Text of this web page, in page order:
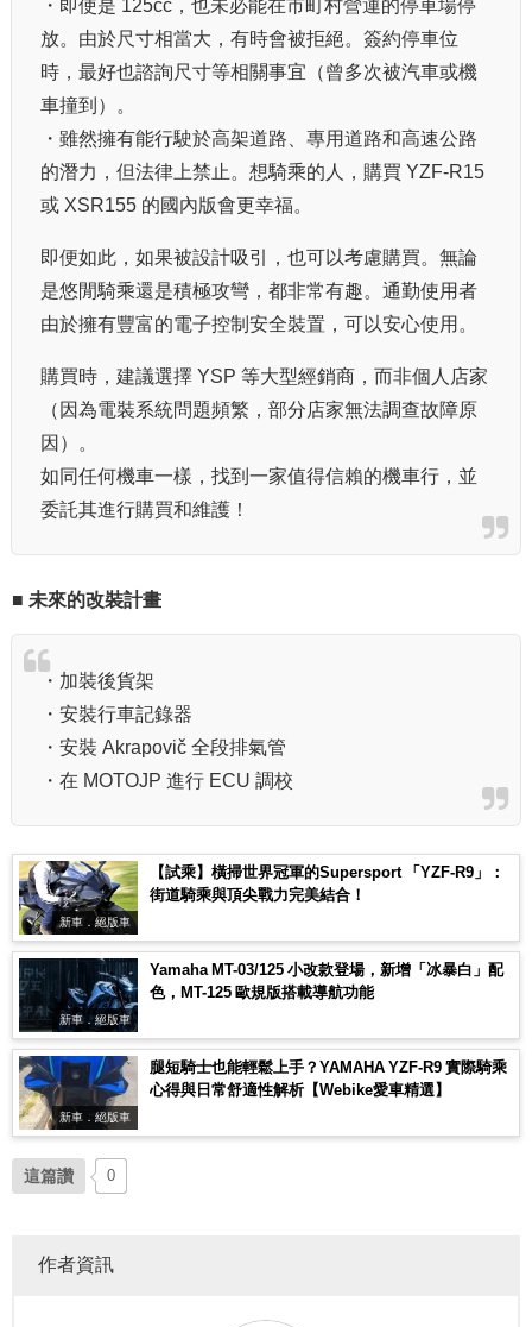
・即使是 125cc，也未必能在市町村營運的停車場停
放。由於尺寸相當大，有時會被拒絕。簽約停車位
時，最好也諮詢尺寸等相關事宜（曾多次被汽車或機
車撞到）。
・雖然擁有能行駛於高架道路、專用道路和高速公路
的潛力，但法律上禁止。想騎乘的人，購買 YZF-R15
或 XSR155 的國內版會更幸福。
即便如此，如果被設計吸引，也可以考慮購買。無論
是悠閒騎乘還是積極攻彎，都非常有趣。通勤使用者
由於擁有豐富的電子控制安全裝置，可以安心使用。
購買時，建議選擇 YSP 等大型經銷商，而非個人店家
（因為電裝系統問題頻繁，部分店家無法調查故障原
因）。
如同任何機車一樣，找到一家值得信賴的機車行，並
委託其進行購買和維護！
■ 未來的改裝計畫
・加裝後貨架
・安裝行車記錄器
・安裝 Akrapovič 全段排氣管
・在 MOTOJP 進行 ECU 調校
新車．絕版車
【試乘】橫掃世界冠軍的Supersport 「YZF-R9」：
街道騎乘與頂尖戰力完美結合！
新車．絕版車
Yamaha MT-03/125 小改款登場，新增「冰暴白」配
色，MT-125 歐規版搭載導航功能
新車．絕版車
腿短騎士也能輕鬆上手？YAMAHA YZF-R9 實際騎乘
心得與日常舒適性解析【Webike愛車精選】
這篇讚 0
作者資訊